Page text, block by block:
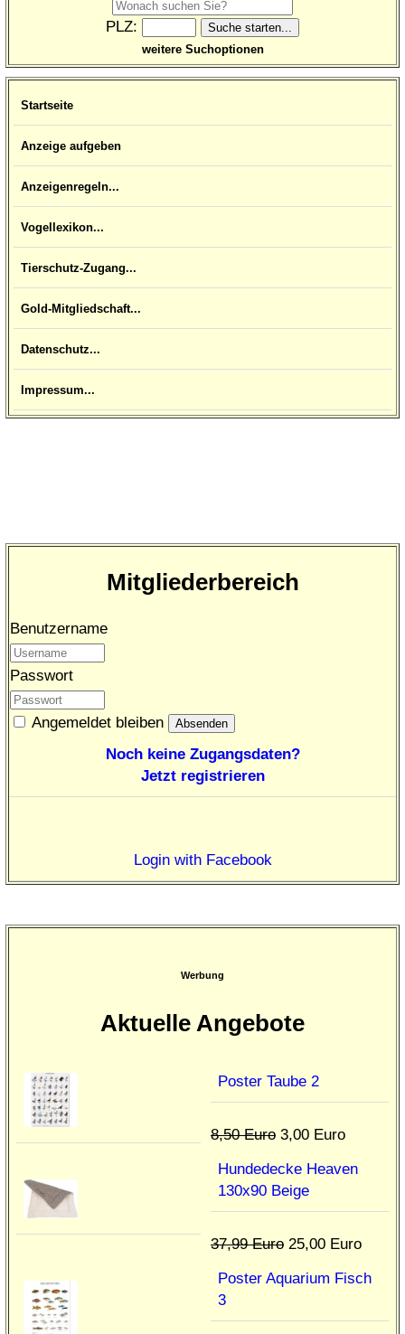
PLZ:
weitere Suchoptionen
Startseite
Anzeige aufgeben
Anzeigenregeln...
Vogellexikon...
Tierschutz-Zugang...
Gold-Mitgliedschaft...
Datenschutz...
Impressum...
Mitgliederbereich
Benutzername
Passwort
Angemeldet bleiben
Noch keine Zugangsdaten?
Jetzt registrieren
Login with Facebook
Werbung
Aktuelle Angebote
Poster Taube 2
8,50 Euro 3,00 Euro
Hundedecke Heaven
130x90 Beige
37,99 Euro 25,00 Euro
Poster Aquarium Fisch
3